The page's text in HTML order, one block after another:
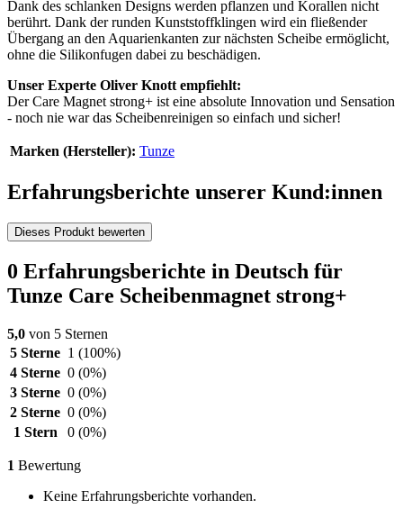
Dank des schlanken Designs werden pflanzen und Korallen nicht
berührt. Dank der runden Kunststoffklingen wird ein fließender
Übergang an den Aquarienkanten zur nächsten Scheibe ermöglicht,
ohne die Silikonfugen dabei zu beschädigen.
Unser Experte Oliver Knott empfiehlt:
Der Care Magnet strong+ ist eine absolute Innovation und Sensation
- noch nie war das Scheibenreinigen so einfach und sicher!
Marken (Hersteller): Tunze
Erfahrungsberichte unserer Kund:innen
Dieses Produkt bewerten
0 Erfahrungsberichte in Deutsch für
Tunze Care Scheibenmagnet strong+
5,0 von 5 Sternen
5 Sterne 1 (100%)
4 Sterne 0 (0%)
3 Sterne 0 (0%)
2 Sterne 0 (0%)
1 Stern
0 (0%)
1 Bewertung
Keine Erfahrungsberichte vorhanden.